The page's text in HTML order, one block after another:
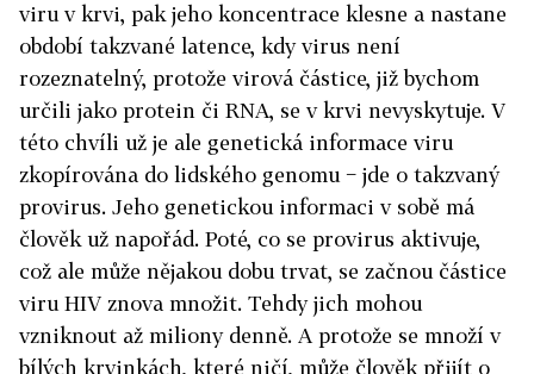
viru v krvi, pak jeho koncentrace klesne a nastane
období takzvané latence, kdy virus není
rozeznatelný, protože virová částice, již bychom
určili jako protein či RNA, se v krvi nevyskytuje. V
této chvíli už je ale genetická informace viru
zkopírována do lidského genomu − jde o takzvaný
provirus. Jeho genetickou informaci v sobě má
člověk už napořád. Poté, co se provirus aktivuje,
což ale může nějakou dobu trvat, se začnou částice
viru HIV znova množit. Tehdy jich mohou
vzniknout až miliony denně. A protože se množí v
bílých krvinkách, které ničí, může člověk přijít o